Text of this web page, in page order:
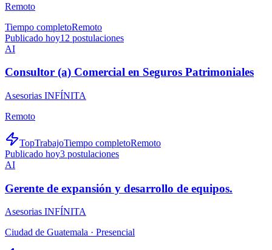
Remoto
Tiempo completoRemoto
Publicado hoy12 postulaciones
AI
Consultor (a) Comercial en Seguros Patrimoniales
Asesorias INFÍNITA
Remoto
TopTrabajoTiempo completoRemoto
Publicado hoy3 postulaciones
AI
Gerente de expansión y desarrollo de equipos.
Asesorias INFÍNITA
Ciudad de Guatemala · Presencial